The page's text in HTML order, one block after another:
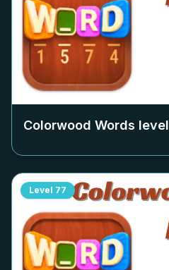
Colorwood Words level
Level 77